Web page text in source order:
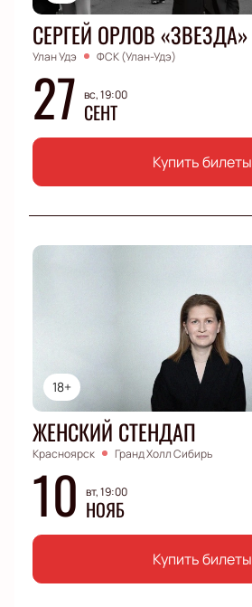
СЕРГЕЙ ОРЛОВ «ЗВЕЗДА»
Улан Удэ ФСК (Улан-Удэ)
27 вс, 19:00
СЕНТ
Купить билеты
18+
ЖЕНСКИЙ СТЕНДАП
Красноярск Гранд Холл Сибирь
10 вт, 19:00
НОЯБ
Купить билеты